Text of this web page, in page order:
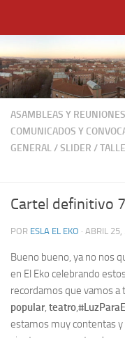
ASAMBLEAS Y REUNIONES
COMUNICADOS Y
GENERAL/SLIDER /
Cartel definitivo
POR ESLA EL EKO · ABRIL 25,
Bueno bueno, ya no nos
en El Eko celebrando
recordamos que vamos a
popular, teatro,
estamos muy contentas y